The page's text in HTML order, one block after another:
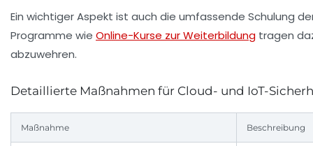
Ein wichtiger Aspekt ist auch die umfassende Schulung
Programme wie Online-Kurse zur Weiterbildung tragen
abzuwehren.
Detaillierte Maßnahmen für Cloud- und IoT-
Maßnahme Beschreibung